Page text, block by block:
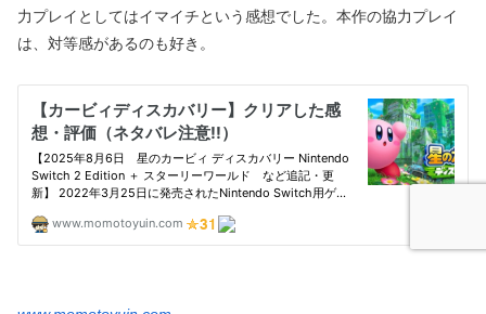
力プレイとしてはイマイチという感想でした。本作の協力プレイ
は、対等感があるのも好き。